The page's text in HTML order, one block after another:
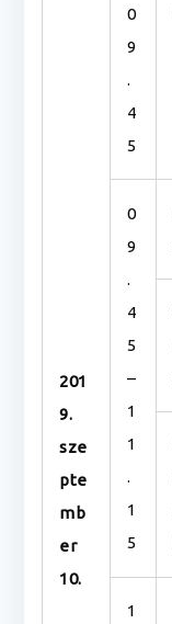
201
9.
sze
pte
mb
er
10.
0
9
.
4
5
0
9
.
4
5
–
1
1
.
1
5
1